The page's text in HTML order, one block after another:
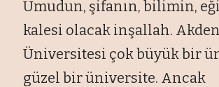
Umudun, şifanın, bilimin,
kalesi olacak inşallah.
Üniversitesi çok büyük bir
güzel bir üniversite. Ancak